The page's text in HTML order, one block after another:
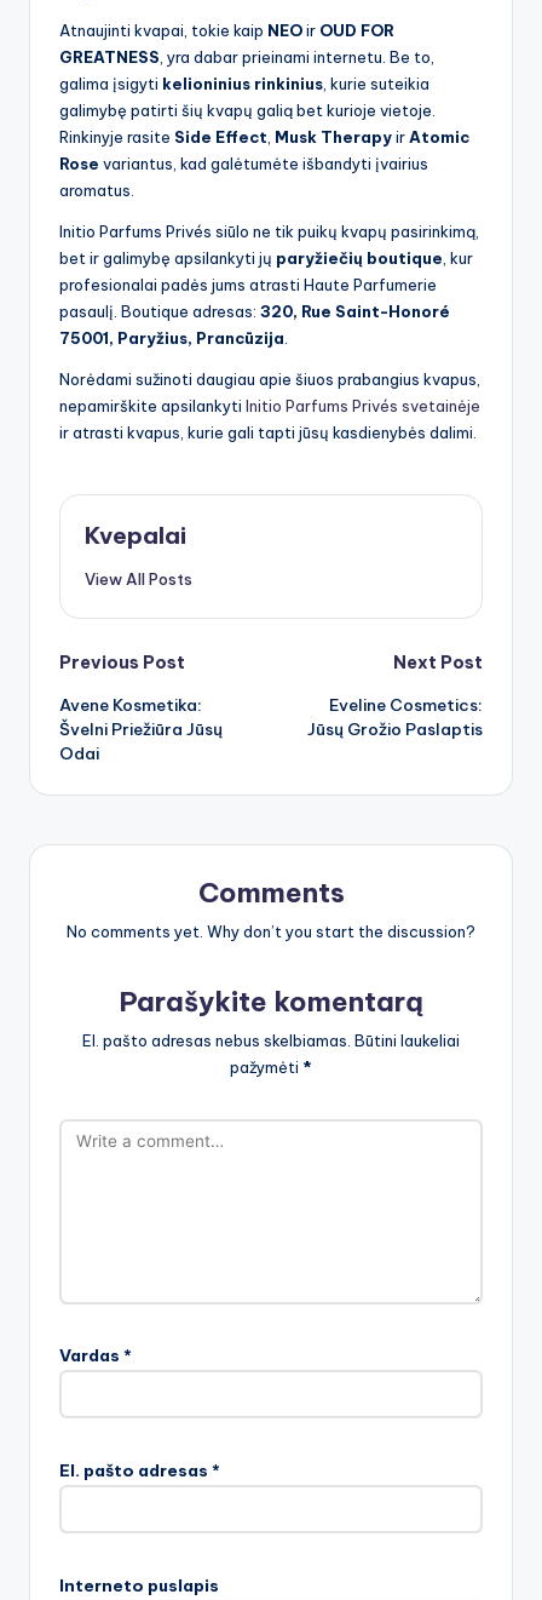
Atnaujinti kvapai, tokie kaip NEOir OUD FOR
GREATNESS , yra dabar prieinami internetu. Be to,
galima įsigyti kelioninius rinkinius , kurie suteikia
galimybę patirti šių kvapų galią bet kurioje vietoje.
Rinkinyje rasite Side Effect Musk TherapyirAtomic
Rose variantus, kad galėtumėte išbandyti įvairius
aromatus.
Initio Parfums Privés siūlo ne tik puikų kvapų pasirinkimą,
bet ir galimybę apsilankyti jų paryžiečių boutique , kur
profesionalai padės jums atrasti Haute Parfumerie
pasaulį. Boutique adresas: 320, Rue Saint-Honoré
75001, Paryžius, Prancūzija
Norėdami sužinoti daugiau apie šiuos prabangius kvapus,
nepamirškite apsilankyti Initio Parfums Privés svetainėje
ir atrasti kvapus, kurie gali tapti jūsų kasdienybės dalimi.
Kvepalai
View All Posts
Post
navigation
Previous Post
Avene Kosmetika:
Švelni Priežiūra Jūsų
Odai
Next Post
Eveline Cosmetics:
Jūsų Grožio Paslaptis
Comments
No comments yet. Why don’t you start the discussion?
Parašykite komentarą
El. pašto adresas nebus skelbiamas. Būtini laukeliai
pažymėti *
Vardas *
El. pašto adresas *
Interneto puslapis